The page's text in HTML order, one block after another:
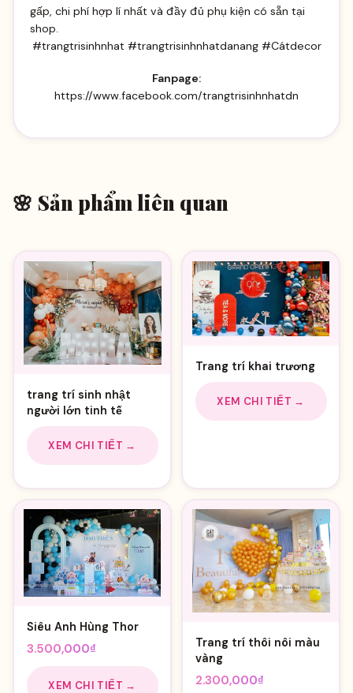
gấp, chi phí hợp lí nhất và đầy đủ phụ kiện có sẵn tại
shop.
#trangtrisinhnhat #trangtrisinhnhatdanang #Cátdecor
Fanpage:
https://www.facebook.com/trangtrisinhnhatdn
🌸 Sản phẩm liên quan
trang trí sinh nhật
người lớn tinh tế
XEM CHI TIẾT →
Trang trí khai trương
XEM CHI TIẾT →
Siêu Anh Hùng Thor
3.500,000₫
XEM CHI TIẾT →
Trang trí thôi nôi màu
vàng
2.300,000₫